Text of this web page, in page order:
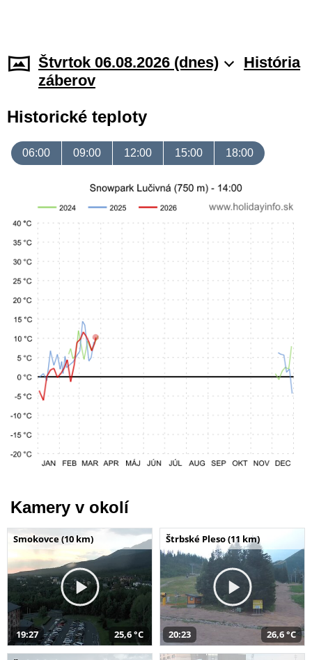
Štvrtok 06.08.2026 (dnes)
História
záberov
Historické teploty
06:00 09:00 12:00 15:00 18:00
Kamery v okolí
Smokovce (10 km)
19:27 25,6 °C
Štrbské Pleso (11 km)
20:23 26,6 °C